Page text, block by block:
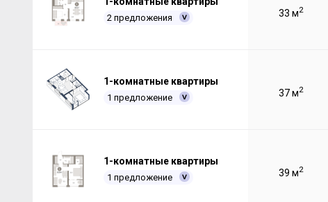
2 предложения 33 м2
1-комнатные квартиры
1 предложение 37 м2
1-комнатные квартиры
1 предложение 39 м2